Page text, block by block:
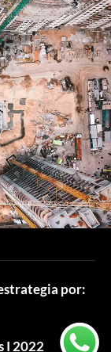
por:
I 2022